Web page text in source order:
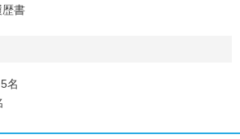
歴書
名